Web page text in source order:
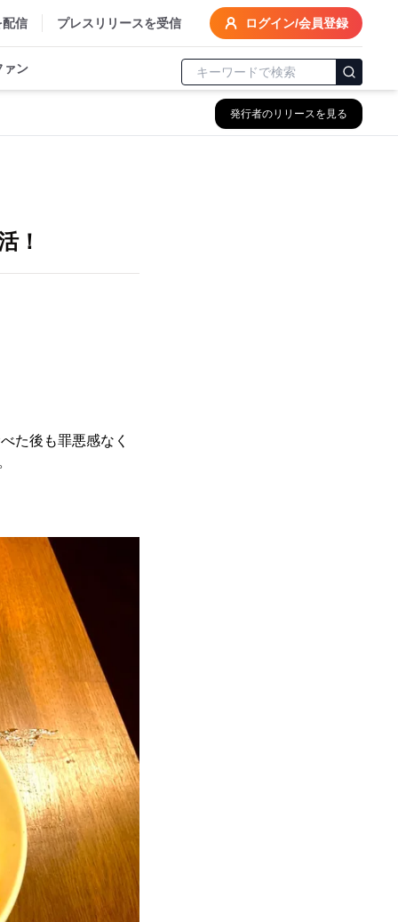
配信 プレスリリースを受信 ログイン/会員登録
ァン
発行者のリリースを見る
！
た後も罪悪感なく